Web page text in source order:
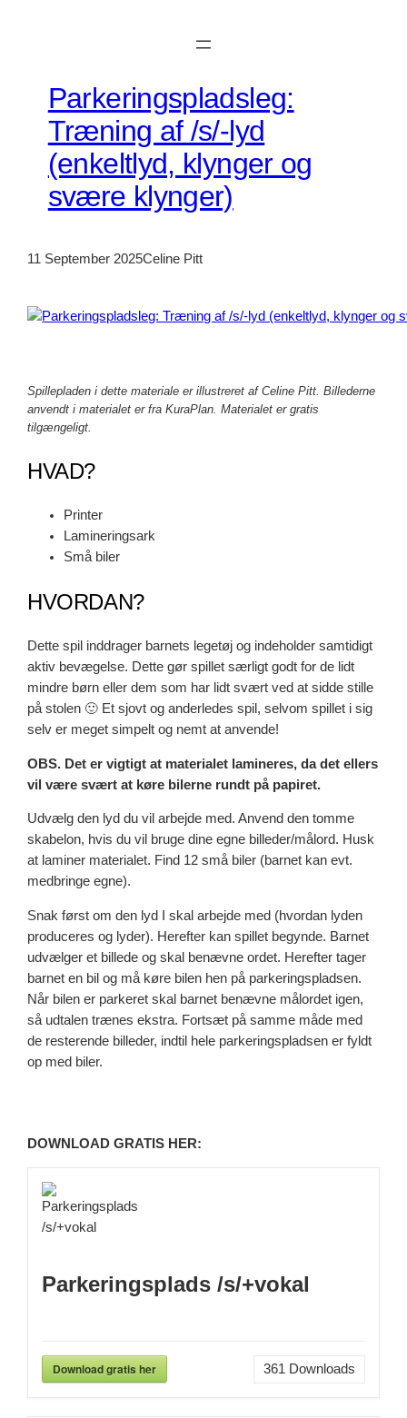
Parkeringspladsleg:
Træning af /s/-lyd
(enkeltlyd, klynger og
svære klynger)
11 September 2025Celine Pitt
Spillepladen i dette materiale er illustreret af Celine Pitt. Billederne
anvendt i materialet er fra KuraPlan. Materialet er gratis
tilgængeligt.
HVAD?
Printer
Lamineringsark
Små biler
HVORDAN?
Dette spil inddrager barnets legetøj og indeholder samtidigt
aktiv bevægelse. Dette gør spillet særligt godt for de lidt
mindre børn eller dem som har lidt svært ved at sidde stille
på stolen 🙂 Et sjovt og anderledes spil, selvom spillet i sig
selv er meget simpelt og nemt at anvende!
OBS. Det er vigtigt at materialet lamineres, da det ellers
vil være svært at køre bilerne rundt på papiret.
Udvælg den lyd du vil arbejde med. Anvend den tomme
skabelon, hvis du vil bruge dine egne billeder/målord. Husk
at laminer materialet. Find 12 små biler (barnet kan evt.
medbringe egne).
Snak først om den lyd I skal arbejde med (hvordan lyden
produceres og lyder). Herefter kan spillet begynde. Barnet
udvælger et billede og skal benævne ordet. Herefter tager
barnet en bil og må køre bilen hen på parkeringspladsen.
Når bilen er parkeret skal barnet benævne målordet igen,
så udtalen trænes ekstra. Fortsæt på samme måde med
de resterende billeder, indtil hele parkeringspladsen er fyldt
op med biler.
DOWNLOAD GRATIS HER:
Parkeringsplads /s/+vokal
Download gratis her 361 Downloads